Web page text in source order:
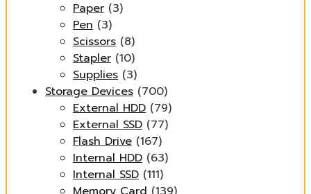
Paper (3)
Pen (3)
Scissors (8)
Stapler (10)
Supplies (3)
Storage Devices (700)
External HDD (79)
External SSD (77)
Flash Drive (167)
Internal HDD (63)
Internal SSD (111)